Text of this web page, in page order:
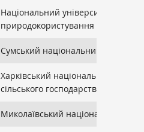
Національний університет
природокористування України
Сумський національний аграрний
Харківський національний
сільського господарства ім. П.
Миколаївський національний